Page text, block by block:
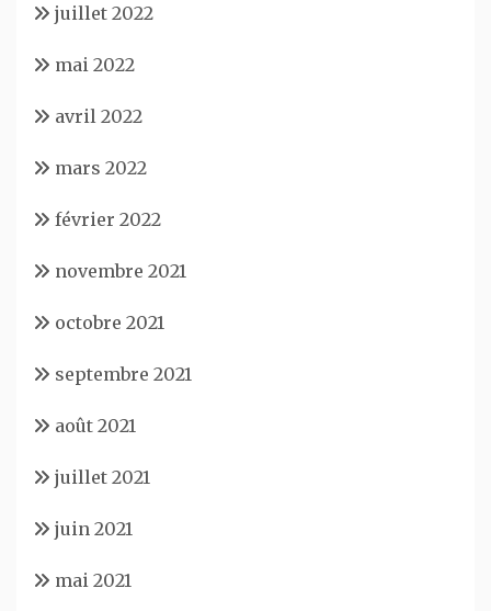
juillet 2022
mai 2022
avril 2022
mars 2022
février 2022
novembre 2021
octobre 2021
septembre 2021
août 2021
juillet 2021
juin 2021
mai 2021